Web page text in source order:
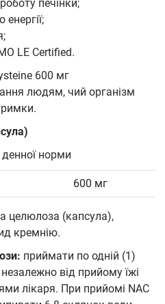
печінки;
LE Certified.
600 мг
людям, чий організм
денної норми
600 мг
целюлоза (капсула),
кремнію.
приймати по одній (1)
від прийому їжі
лікаря. При прийомі NAC